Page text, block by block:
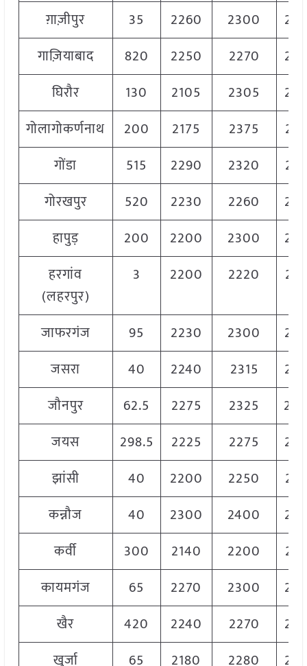
ग़ाज़ीपुर
35 2260 2300
गाज़ियाबाद
820 2250 2270
घिरौर
130 2105 2305
गोलागोकर्णनाथ
200 2175 2375
गोंडा
515 2290 2320
गोरखपुर
520 2230 2260
हापुड़
200 2200 2300
हरगांव
(लहरपुर)
3 2200 2220
जाफरगंज 95 2230 2300
जसरा
40 2240 2315
जौनपुर
62.5 2275 2325
जयस
298.5 2225 2275
झांसी
40 2200 2250
कन्नौज
40 2300 2400
कर्वी
300 2140 2200
कायमगंज
65 2270 2300
खैर
420 2240 2270
खुर्जा
65 2180 2280